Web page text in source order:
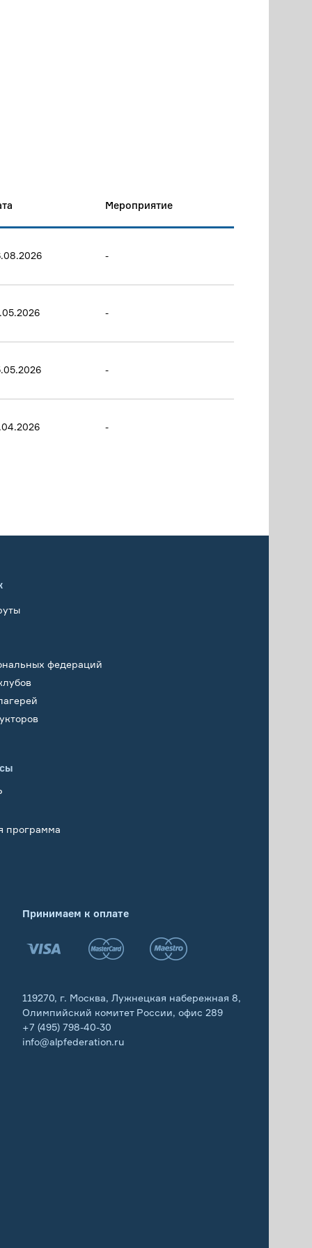
Мероприятие
-
-
-
-
федераций
программа
Принимаем к оплате
119270, г. Москва, Лужнецкая набережная 8,
Олимпийский комитет России, офис 289
+7 (495) 798-40-30
info@alpfederation.ru